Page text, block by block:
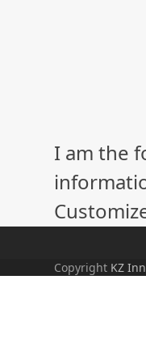
I am the
Copyright KZ